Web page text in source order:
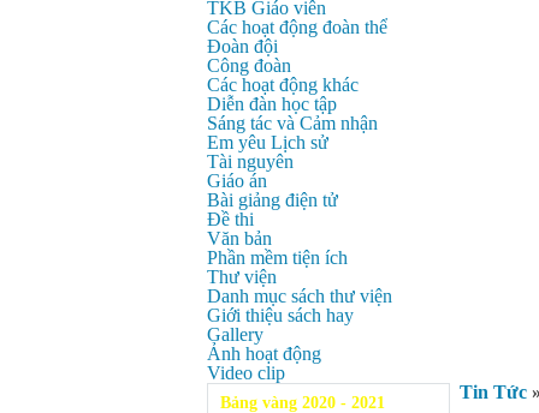
TKB Giáo viên
Các hoạt động đoàn thể
Đoàn đội
Công đoàn
Các hoạt động khác
Diễn đàn học tập
Sáng tác và Cảm nhận
Em yêu Lịch sử
Tài nguyên
Giáo án
Bài giảng điện tử
Đề thi
Văn bản
Phần mềm tiện ích
Thư viện
Danh mục sách thư viện
Giới thiệu sách hay
Gallery
Ảnh hoạt động
Video clip
Bảng vàng 2020 - 2021
Tin Tức »